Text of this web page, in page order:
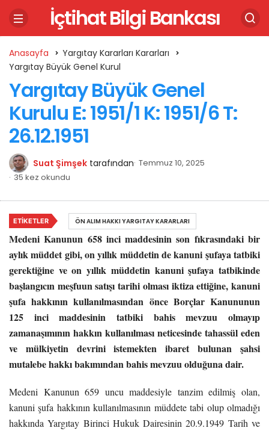
İçtihat Bilgi Bankası
Anasayfa
Yargıtay Kararları Kararları
Yargıtay Büyük Genel Kurul
Yargıtay Büyük Genel
Kurulu E: 1951/1 K: 1951/6 T:
26.12.1951
Suat Şimşek tarafından Temmuz 10, 2025
35 kez okundu
Medeni Kanunun 658 inci maddesinin son fıkrasındaki bir
aylık müddet gibi, on yıllık müddetin de kanuni şufaya tatbiki
gerektiğine ve on yıllık müddetin kanuni şufaya tatbikinde
başlangıcın meşfuun satışı tarihi olması iktiza ettiğine, kanuni
şufa hakkının kullanılmasından önce Borçlar Kanununun
125 inci maddesinin tatbiki bahis mevzuu olmayıp
zamanaşımının hakkın kullanılması neticesinde tahassül eden
ve mülkiyetin devrini istemekten ibaret bulunan şahsi
mutalebe hakkı bakımından bahis mevzuu olduğuna dair.
Medeni Kanunun 659 uncu maddesiyle tanzim edilmiş olan,
kanuni şufa hakkının kullanılmasının müddete tabi olup olmadığı
hakkında Yargıtay Birinci Hukuk Dairesinin 20.9.1949 Tarih ve
ETIKETLER ÖN ALIM HAKKI YARGITAY KARARLARI